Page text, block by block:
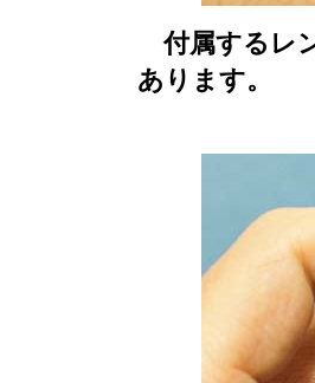
付属するレ
あります。